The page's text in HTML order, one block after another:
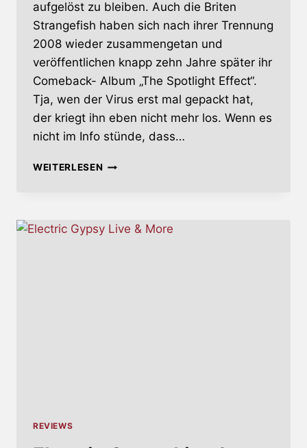
aufgelöst zu bleiben. Auch die Briten
Strangefish haben sich nach ihrer Trennung
2008 wieder zusammengetan und
veröffentlichen knapp zehn Jahre später ihr
Comeback- Album „The Spotlight Effect“.
Tja, wen der Virus erst mal gepackt hat,
der kriegt ihn eben nicht mehr los. Wenn es
nicht im Info stünde, dass…
WEITERLESENTHE
REVIEWS